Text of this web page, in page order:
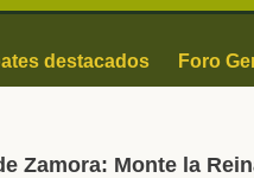
destacados Foro
Zamora: Monte la